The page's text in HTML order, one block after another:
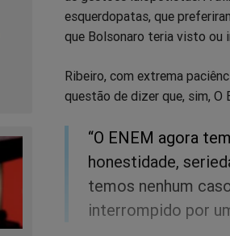
esquerdopatas, que
que Bolsonaro teria visto ou
Ribeiro, com extrema
questão de dizer que, sim, O
“O ENEM agora
honestidade,
temos nenhum
interrompido por